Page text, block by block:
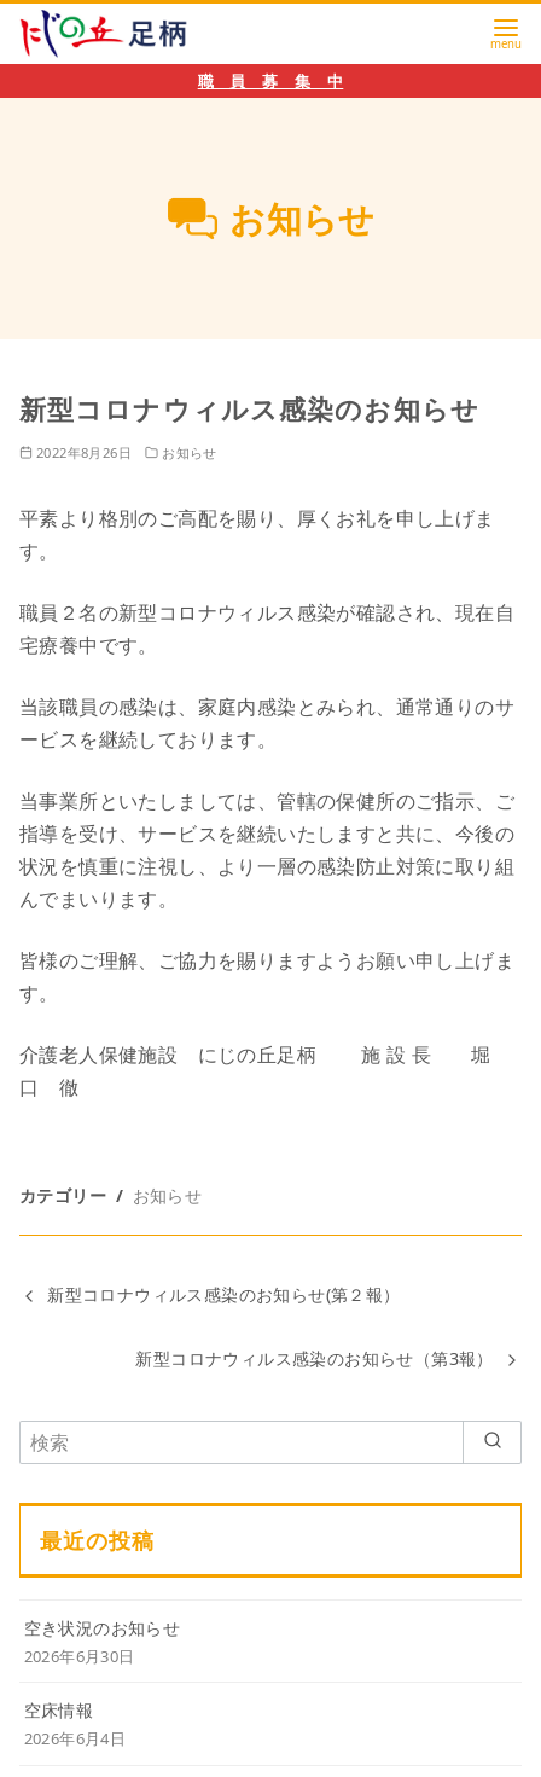
職 員 募 集 中
お知らせ
新型コロナウィルス感染のお知らせ
2022年8月26日 お知らせ
平素より格別のご高配を賜り、厚くお礼を申し上げま
す。
職員２名の新型コロナウィルス感染が確認され、現在自
宅療養中です。
当該職員の感染は、家庭内感染とみられ、通常通りのサ
ービスを継続しております。
当事業所といたしましては、管轄の保健所のご指示、ご
指導を受け、サービスを継続いたしますと共に、今後の
状況を慎重に注視し、より一層の感染防止対策に取り組
んでまいります。
皆様のご理解、ご協力を賜りますようお願い申し上げま
す。
介護老人保健施設 にじの丘足柄 施 設 長 堀
口 徹
カテゴリー お知らせ
新型コロナウィルス感染のお知らせ(第２報）
新型コロナウィルス感染のお知らせ（第3報）
最近の投稿
空き状況のお知らせ
2026年6月30日
空床情報
2026年6月4日